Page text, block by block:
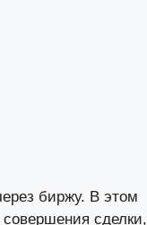
биржу. В этом
совершения сделки,